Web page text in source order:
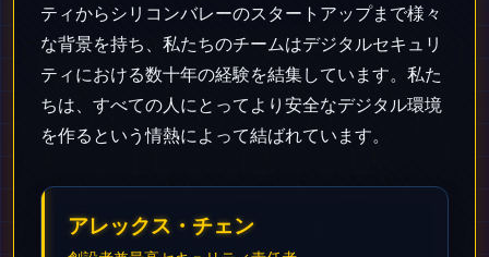
ティからシリコンバレーのスタートアップまで様々
な背景を持ち、私たちのチームはデジタルセキュリ
ティにおける数十年の経験を結集しています。私た
ちは、すべての人にとってより安全なデジタル環境
を作るという情熱によって結ばれています。
アレックス・チェン